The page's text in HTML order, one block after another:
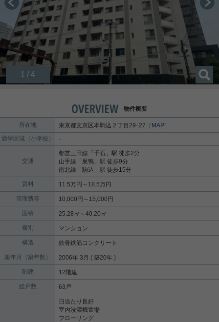
1 / 4
物件概要
所在地 東京都文京区本駒込 ２丁目29ｰ27 ［MAP］
通学区域（小学校）
-
交通
都営三田線 「千石 」駅 徒歩2分
山手線 「巣鴨 」駅 徒歩9分
南北線 「駒込 」駅 徒歩15分
賃料 11.5万円～18.5万円
管理費等 10,000円～15,000円
面積 25.28㎡～40.20㎡
種別 マンション
構造 鉄骨鉄筋コンクリート
築年月（築年数） 2006年 3月 ( 築20年 )
階建 12階建
総戸数 63戸
日当たり良好
室内洗濯機置場
フローリング